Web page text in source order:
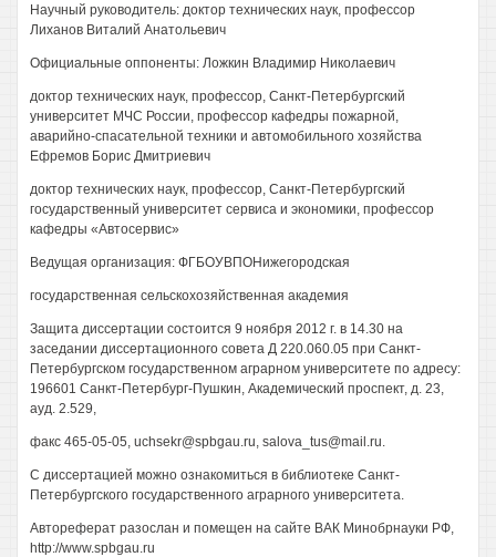
Научный руководитель: доктор технических наук, профессор
Лиханов Виталий Анатольевич
Официальные оппоненты: Ложкин Владимир Николаевич
доктор технических наук, профессор, Санкт-Петербургский
университет МЧС России, профессор кафедры пожарной,
аварийно-спасательной техники и автомобильного хозяйства
Ефремов Борис Дмитриевич
доктор технических наук, профессор, Санкт-Петербургский
государственный университет сервиса и экономики, профессор
кафедры «Автосервис»
Ведущая организация: ФГБОУВПОНижегородская
государственная сельскохозяйственная академия
Защита диссертации состоится 9 ноября 2012 г. в 14.30 на
заседании диссертационного совета Д 220.060.05 при Санкт-
Петербургском государственном аграрном университете по адресу:
196601 Санкт-Петербург-Пушкин, Академический проспект, д. 23,
ауд. 2.529,
факс 465-05-05, uchsekr@spbgau.ru, salova_tus@mail.ru.
С диссертацией можно ознакомиться в библиотеке Санкт-
Петербургского государственного аграрного университета.
Автореферат разослан и помещен на сайте ВАК Минобрнауки РФ,
http://www.spbgau.ru